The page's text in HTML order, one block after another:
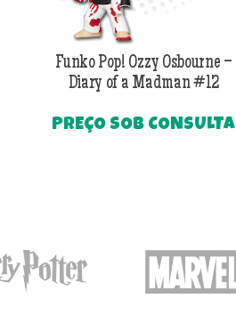
Funko Pop! Ozzy Osbourne –
Diary of a Madman #12
PREÇO SOB CONSULTA